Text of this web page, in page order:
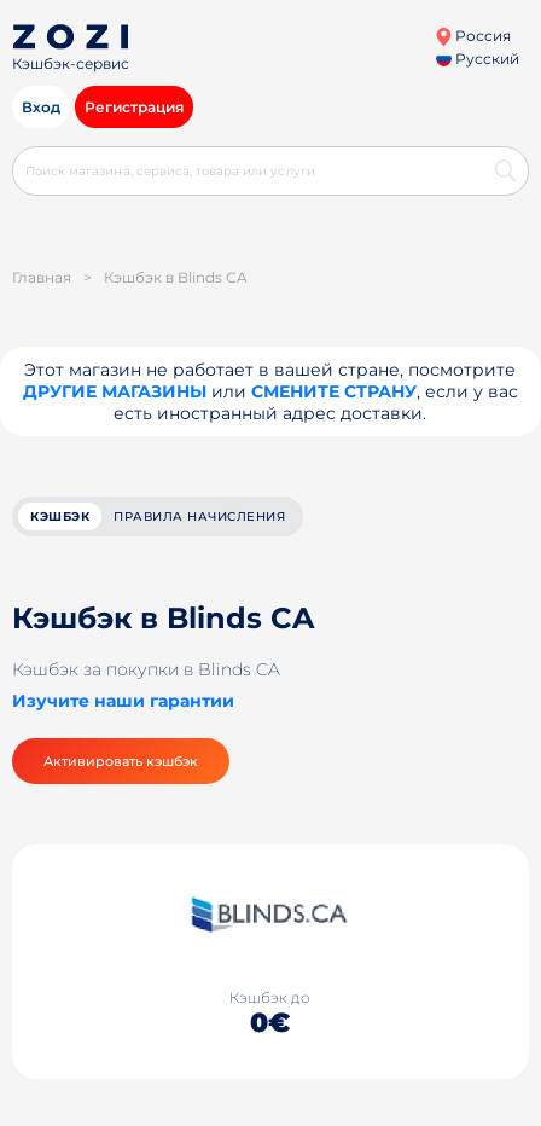
Кэшбэк-сервис
Россия
Русский
Вход Регистрация
Главная > Кэшбэк в Blinds CA
Этот магазин не работает в вашей стране, посмотрите
ДРУГИЕ МАГАЗИНЫили СМЕНИТЕ СТРАНУ, если у вас
есть иностранный адрес доставки.
КЭШБЭК ПРАВИЛА НАЧИСЛЕНИЯ
Кэшбэк в Blinds CA
Кэшбэк за покупки в Blinds CA
Изучите наши гарантии
Активировать кэшбэк
Кэшбэк до
0€